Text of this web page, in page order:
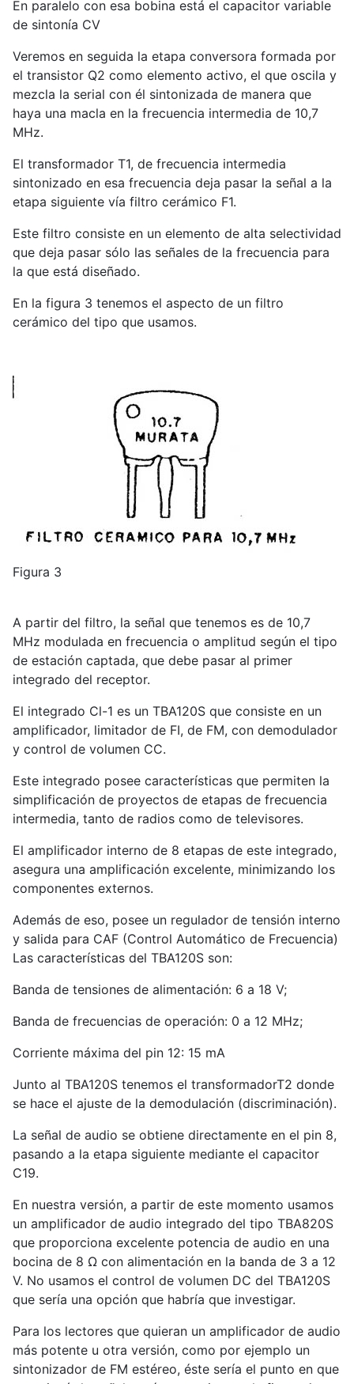
En paralelo con esa bobina está el capacitor variable
de sintonía CV
Veremos en seguida la etapa conversora formada por
el transistor Q2 como elemento activo, el que oscila y
mezcla la serial con él sintonizada de manera que
haya una macla en la frecuencia intermedia de 10,7
MHz.
El transformador T1, de frecuencia intermedia
sintonizado en esa frecuencia deja pasar la señal a la
etapa siguiente vía filtro cerámico F1.
Este filtro consiste en un elemento de alta selectividad
que deja pasar sólo las señales de la frecuencia para
la que está diseñado.
En la figura 3 tenemos el aspecto de un filtro
cerámico del tipo que usamos.
Figura 3
A partir del filtro, la señal que tenemos es de 10,7
MHz modulada en frecuencia o amplitud según el tipo
de estación captada, que debe pasar al primer
integrado del receptor.
El integrado Cl-1 es un TBA120S que consiste en un
amplificador, limitador de FI, de FM, con demodulador
y control de volumen CC.
Este integrado posee características que permiten la
simplificación de proyectos de etapas de frecuencia
intermedia, tanto de radios como de televisores.
El amplificador interno de 8 etapas de este integrado,
asegura una amplificación excelente, minimizando los
componentes externos.
Además de eso, posee un regulador de tensión interno
y salida para CAF (Control Automático de Frecuencia)
Las características del TBA120S son:
Banda de tensiones de alimentación: 6 a 18 V;
Banda de frecuencias de operación: 0 a 12 MHz;
Corriente máxima del pin 12: 15 mA
Junto al TBA120S tenemos el transformadorT2 donde
se hace el ajuste de la demodulación (discriminación).
La señal de audio se obtiene directamente en el pin 8,
pasando a la etapa siguiente mediante el capacitor
C19.
En nuestra versión, a partir de este momento usamos
un amplificador de audio integrado del tipo TBA820S
que proporciona excelente potencia de audio en una
bocina de 8 Ω con alimentación en la banda de 3 a 12
V. No usamos el control de volumen DC del TBA120S
que sería una opción que habría que investigar.
Para los lectores que quieran un amplificador de audio
más potente u otra versión, como por ejemplo un
sintonizador de FM estéreo, éste sería el punto en que